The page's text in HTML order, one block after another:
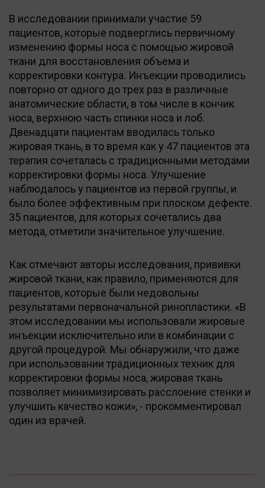
В исследовании принимали участие 59
пациентов, которые подверглись первичному
изменению формы носа с помощью жировой
ткани для восстановления объема и
корректировки контура. Инъекции проводились
повторно от одного до трех раз в различные
анатомические области, в том числе в кончик
носа, верхнюю часть спинки носа и лоб.
Двенадцати пациентам вводилась только
жировая ткань, в то время как у 47 пациентов эта
терапия сочеталась с традиционными методами
корректировки формы носа. Улучшение
наблюдалось у пациентов из первой группы, и
было более эффективным при плоском дефекте.
35 пациентов, для которых сочетались два
метода, отметили значительное улучшение.
Как отмечают авторы исследования, прививки
жировой ткани, как правило, применяются для
пациентов, которые были недовольны
результатами первоначальной ринопластики. «В
этом исследовании мы использовали жировые
инъекции исключительно или в комбинации с
другой процедурой. Мы обнаружили, что даже
при использовании традиционных техник для
корректировки формы носа, жировая ткань
позволяет минимизировать расслоение стенки и
улучшить качество кожи», - прокомментировал
один из врачей.